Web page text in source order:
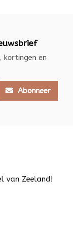
en
Abonneer
van Zeeland!